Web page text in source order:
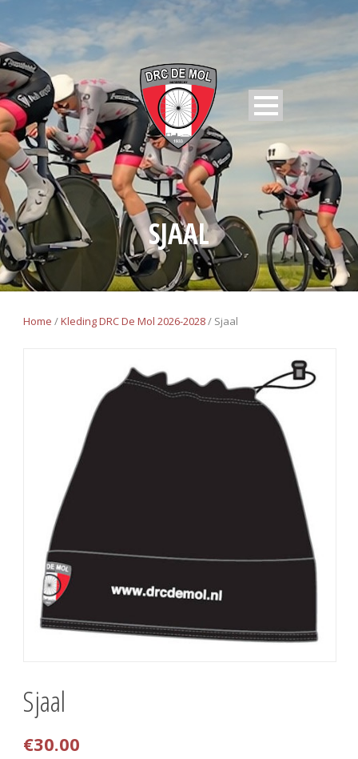
SJAAL
Home /Kleding DRC De Mol 2026-2028/ Sjaal
Sjaal
€30.00